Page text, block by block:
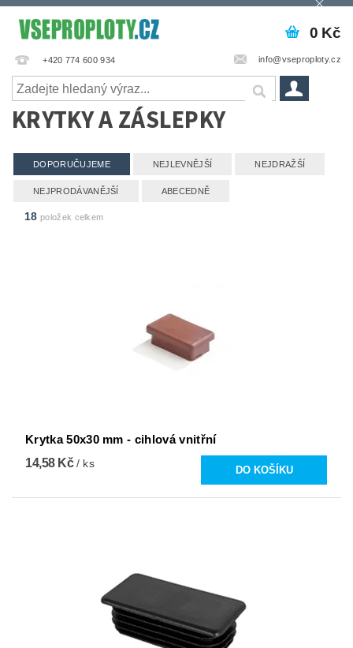
+420 774 600 934 info@vseproploty.cz
0 Kč
KRYTKY A ZÁSLEPKY
DOPORUČUJEME NEJLEVNĚJŠÍ NEJDRAŽŠÍ
NEJPRODÁVANĚJŠÍ ABECEDNĚ
18 položek celkem
Krytka 50x30 mm - cihlová vnitřní
14,58 Kč/ ks